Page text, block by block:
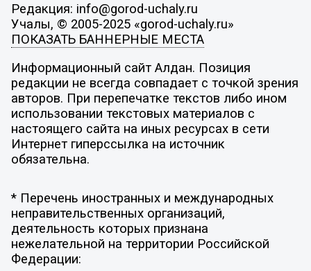
Редакция: info@gorod-uchaly.ru
Учалы, © 2005-2025 «gorod-uchaly.ru»
ПОКАЗАТЬ БАННЕРНЫЕ МЕСТА
Информационный сайт Алдан. Позиция
редакции не всегда совпадает с точкой зрения
авторов. При перепечатке текстов либо ином
использовании текстовых материалов с
настоящего сайта на иных ресурсах в сети
Интернет гиперссылка на источник
обязательна.
* Перечень иностранных и международных
неправительственных организаций,
деятельность которых признана
нежелательной на территории Российской
Федерации: